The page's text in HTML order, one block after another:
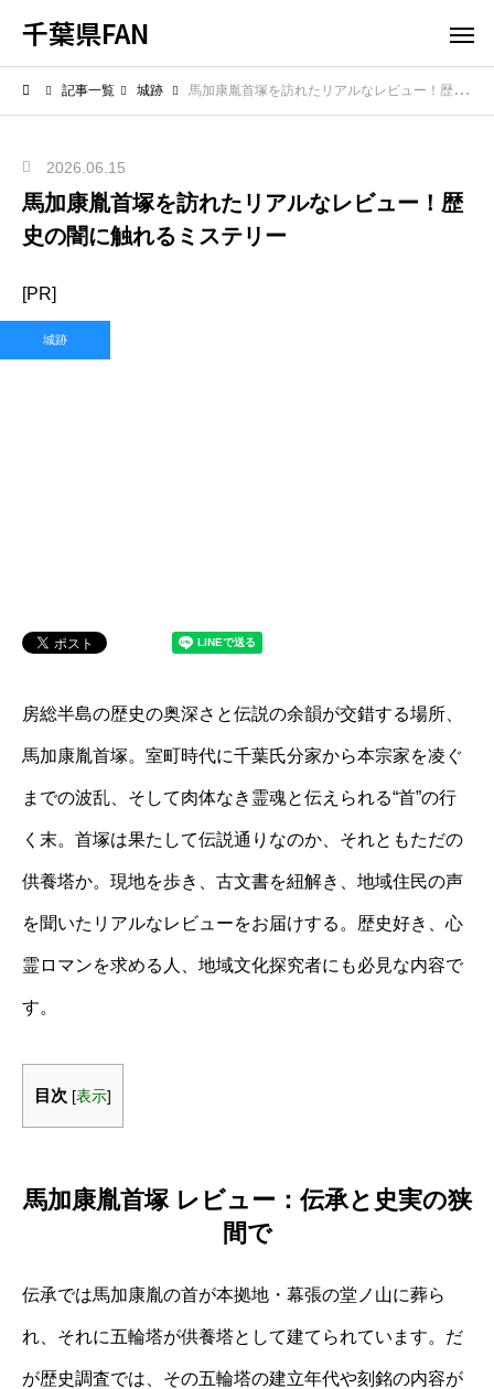
千葉県FAN
記事一覧 城跡 馬加康胤首塚を訪れたリアルなレビュー！歴史の闇に触れるミステリー
2026.06.15
馬加康胤首塚を訪れたリアルなレビュー！歴
史の闇に触れるミステリー
[PR]
城跡
房総半島の歴史の奥深さと伝説の余韻が交錯する場所、
馬加康胤首塚。室町時代に千葉氏分家から本宗家を凌ぐ
までの波乱、そして肉体なき霊魂と伝えられる“首”の行
く末。首塚は果たして伝説通りなのか、それともただの
供養塔か。現地を歩き、古文書を紐解き、地域住民の声
を聞いたリアルなレビューをお届けする。歴史好き、心
霊ロマンを求める人、地域文化探究者にも必見な内容で
す。
目次 [表示]
馬加康胤首塚 レビュー：伝承と史実の狭
間で
伝承では馬加康胤の首が本拠地・幕張の堂ノ山に葬ら
れ、それに五輪塔が供養塔として建てられています。だ
が歴史調査では、その五輪塔の建立年代や刻銘の内容が